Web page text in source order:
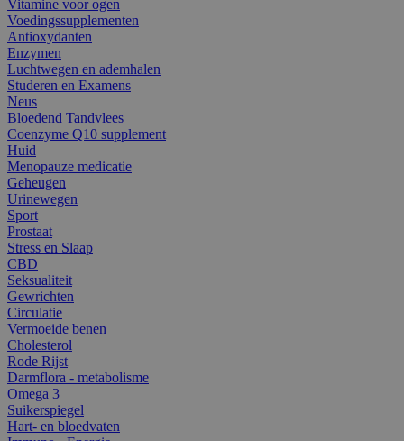
Vitamine voor ogen
Voedingssupplementen
Antioxydanten
Enzymen
Luchtwegen en ademhalen
Studeren en Examens
Neus
Bloedend Tandvlees
Coenzyme Q10 supplement
Huid
Menopauze medicatie
Geheugen
Urinewegen
Sport
Prostaat
Stress en Slaap
CBD
Seksualiteit
Gewrichten
Circulatie
Vermoeide benen
Cholesterol
Rode Rijst
Darmflora - metabolisme
Omega 3
Suikerspiegel
Hart- en bloedvaten